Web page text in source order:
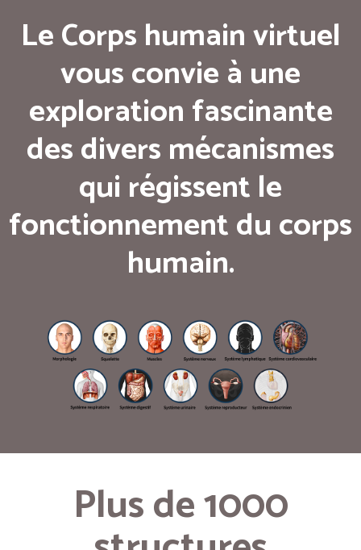
Le Corps humain virtuel
vous convie à une
exploration fascinante
des divers mécanismes
qui régissent le
fonctionnement du corps
humain.
Plus de 1000